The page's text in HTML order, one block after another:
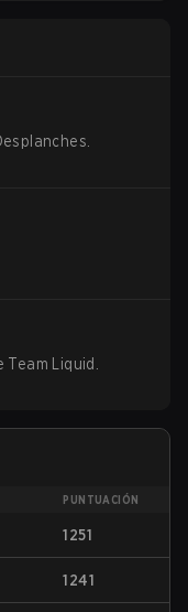
.
Team Liquid .
PUNTUACIÓN
1251
1241